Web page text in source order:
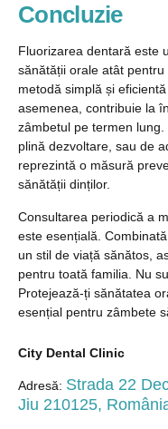
Concluzie
Fluorizarea dentară este
sănătății orale atât
metodă simplă și
asemenea, contribuie la
zâmbetul pe termen
plină dezvoltare, sau de
reprezintă o măsură
sănătății dinților.
Consultarea periodică a
este esențială.
un stil de viață sănătos,
pentru toată familia. Nu
Protejează-ți sănătatea
esențial pentru zâmbete
City Dental Clinic
Adresă: Strada 22
Jiu 210125,